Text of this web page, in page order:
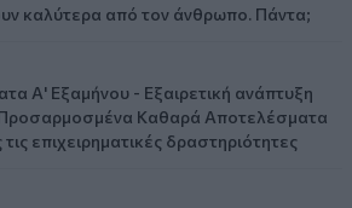
καλύτερα από τον άνθρωπο. Πάντα;
Α' Εξαμήνου - Εξαιρετική ανάπτυξη
Προσαρμοσμένα Καθαρά Αποτελέσματα
επιχειρηματικές δραστηριότητες